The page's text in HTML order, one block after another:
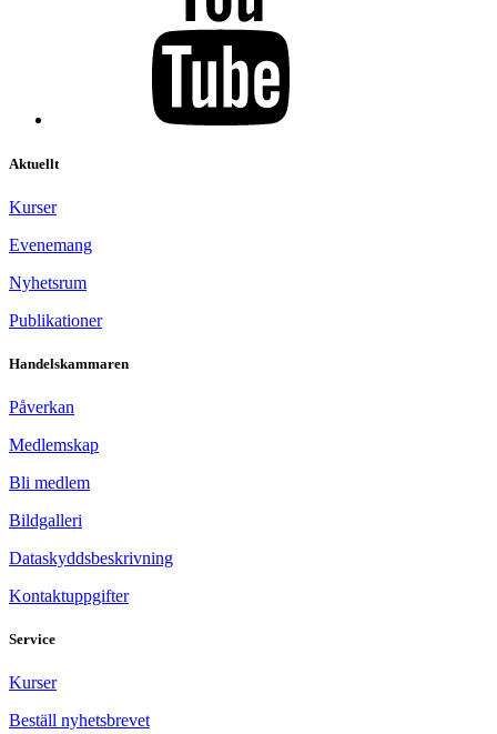
Aktuellt
Kurser
Evenemang
Nyhetsrum
Publikationer
Handelskammaren
Påverkan
Medlemskap
Bli medlem
Bildgalleri
Dataskyddsbeskrivning
Kontaktuppgifter
Service
Kurser
Beställ nyhetsbrevet